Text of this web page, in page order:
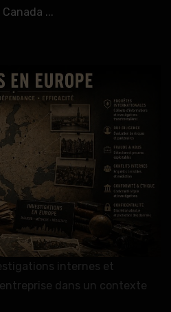
...
internes et
dans un contexte